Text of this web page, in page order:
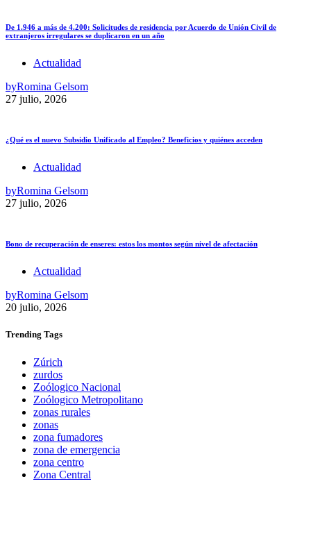
De 1.946 a más de 4.200: Solicitudes de residencia por Acuerdo de Unión Civil de
extranjeros irregulares se duplicaron en un año
Actualidad
byRomina Gelsom
27 julio, 2026
¿Qué es el nuevo Subsidio Unificado al Empleo? Beneficios y quiénes acceden
Actualidad
byRomina Gelsom
27 julio, 2026
Bono de recuperación de enseres: estos los montos según nivel de afectación
Actualidad
byRomina Gelsom
20 julio, 2026
Trending Tags
Zúrich
zurdos
Zoólogico Nacional
Zoólogico Metropolitano
zonas rurales
zonas
zona fumadores
zona de emergencia
zona centro
Zona Central